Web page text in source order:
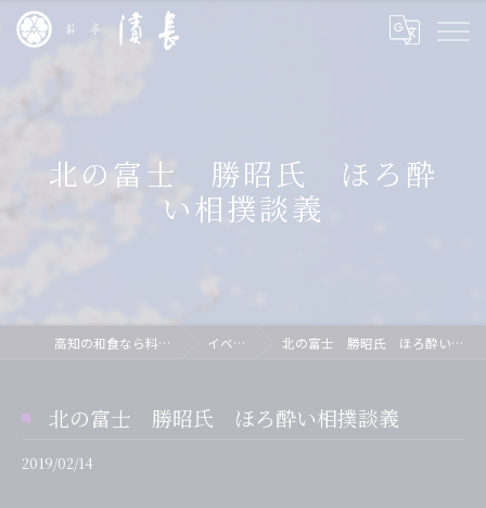
北の富士 勝昭氏 ほろ酔
い相撲談義
高知の和食なら料亭 濱長 イベント 北の富士 勝昭氏 ほろ酔い相撲談義
北の富士 勝昭氏 ほろ酔い相撲談義
2019/02/14